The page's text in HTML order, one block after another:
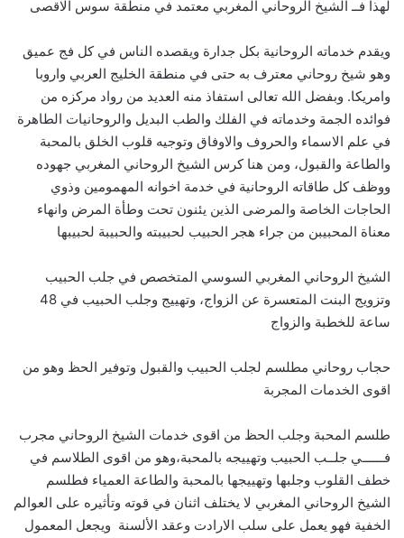
لهذا فــ الشيخ الروحاني المغربي معتمد في منطقة سوس الاقصى
ويقدم خدماته الروحانية بكل جدارة ويقصده الناس في كل فج عميق
وهو شيخ روحاني معترف به حتى في منطقة الخليج العربي واروبا
وامريكا. وبفضل الله تعالى استفاذ منه العديد من رواد مركزه من
فوائده الجمة وخدماته في الفلك والطب البديل والروحانيات الطاهرة
في علم الاسماء والحروف والاوفاق وتوجيه قلوب الخلق بالمحبة
والطاعة والقبول، ومن هنا كرس الشيخ الروحاني المغربي جهوده
ووظف كل طاقاته الروحانية في خدمة اخوانه المهمومين وذوي
الحاجات الخاصة والمرضى الذين يئنون تحت وطأة المرض وانهاء
معناة المحبيبن من جراء هجر الحبيب لحبيبته والحبيبة لحبيبها
الشيخ الروحاني المغربي السوسي المتخصص في جلب الحبيب
وتزويج البنت المتعسرة عن الزواج، وتهييج وجلب الحبيب في 48
ساعة للخطبة والزواج
حجاب روحاني مطلسم لجلب الحبيب والقبول وتوفير الحظ وهو من
اقوى الخدمات المجربة
طلسم المحبة وجلب الحظ من اقوى خدمات الشيخ الروحاني مجرب
فــــــي جلــب الحبيب وتهييجه بالمحبة،وهو من اقوى الطلاسم في
خطف القلوب وجلبها وتهييجها بالمحبة والطاعة العمياء فطلسم
الشيخ الروحاني المغربي لا يختلف اثنان في قوته وتأثيره على العوالم
الخفية فهو يعمل على سلب الارادت وعقد الألسنة ويجعل المعمول